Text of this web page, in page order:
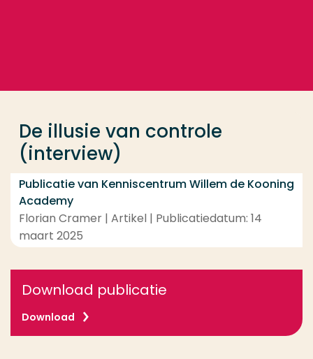
De illusie van controle
(interview)
Publicatie van Kenniscentrum Willem de Kooning
Academy
Florian Cramer | Artikel | Publicatiedatum: 14
maart 2025
Download publicatie
Download
Opleiding
Contact